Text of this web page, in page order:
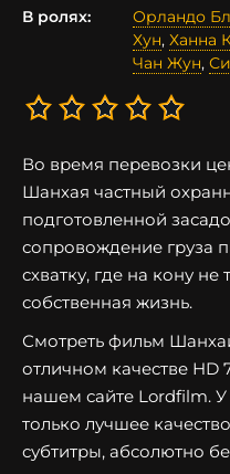
В ролях:
Орландо
Хун, Ханна
Чан Жун,
Во время перевозки
Шанхая частный
подготовленной
сопровождение груза
схватку, где на кону
собственная жизнь.
Смотреть фильм
отличном качестве HD
нашем сайте Lordfilm.
только лучшее
субтитры, абсолютно